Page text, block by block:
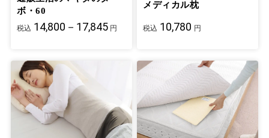
ボ・60
税込 14,800－17,845 円
メディカル枕
税込 10,780 円